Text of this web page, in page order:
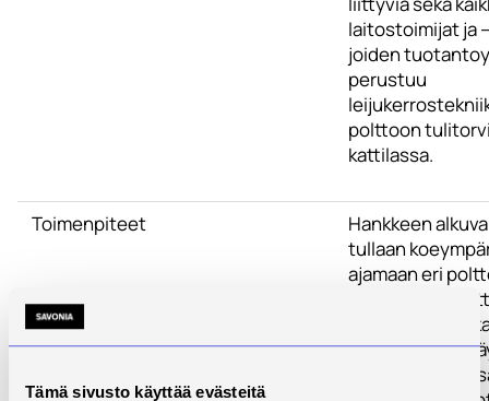
Tämä sivusto käyttää evästeitä
laitostoimijat ja
joiden
perustuu
polttoon
kattilassa.
Toimenpiteet
Hankkeen
tullaan
ajamaan eri
eri mittaisia
oppimaan tätä
prosessin
sen hallintaa.